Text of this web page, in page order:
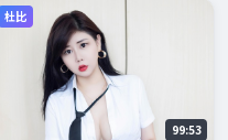
杜比
99:53